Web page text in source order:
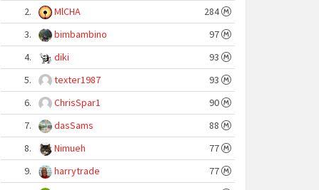
2.
MlCHA
284
3.
bimbambino
97
4.
diki
93
5.
texter1987
93
6.
ChrisSpar1
90
7.
dasSams
88
8.
Nimueh
77
9.
harrytrade
77